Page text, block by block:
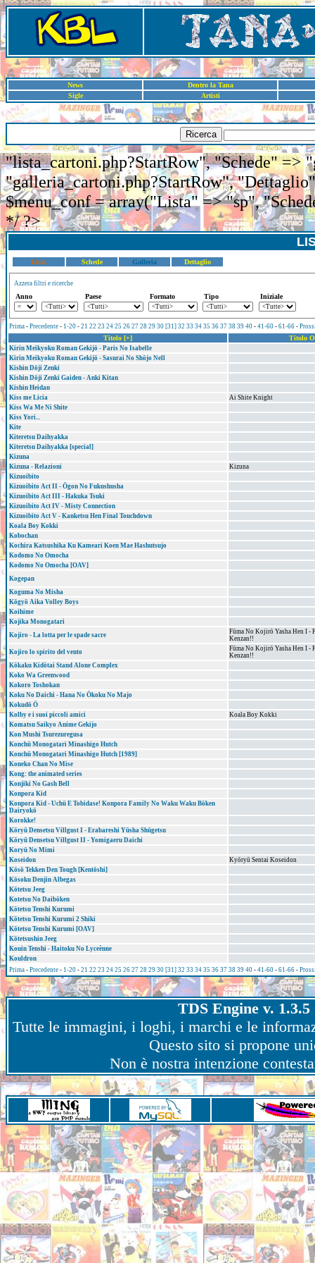
News
Dentro la Tana
Sigle
Artisti
Ricerca
"lista_cartoni.php?StartRow", "Schede" =>
"galleria_cartoni.php?StartRow",
$menu_conf = array("Lista" => "sp",
*/ ?>
Lista Schede Galleria Dettaglio
Azzera filtri e ricerche
Anno Paese Formato Tipo Iniziale
Prima - Precedente - 1-20 - 21 22 23 24 25 26 27 28 29 30 [31] 32 33 34 35 36 37 38 39 40 - 41-60 - 61-66 -
Titolo [+] Titolo
Kirin Meikyoku Roman Gekijō - Paris No Isabelle
Kirin Meikyoku Roman Gekijō - Sasurai No Shōjo Nell
Kishin Dōji Zenki
Kishin Dōji Zenki Gaiden - Anki Kitan
Kishin Heidan
Kiss me Licia
Ai Shite Knight
Kiss Wa Me Ni Shite
Kiss Yori...
Kite
Kiteretsu Daihyakka
Kiteretsu Daihyakka [special]
Kizuna
Kizuna - Relazioni
Kizuna
Kizuoibito
Kizuoibito Act II - Ōgon No Fukushusha
Kizuoibito Act III - Hakuka Tsuki
Kizuoibito Act IV - Misty Connection
Kizuoibito Act V - Kanketsu Hen Final Touchdown
Koala Boy Kokki
Kobochan
Kochira Katsushika Ku Kameari Koen Mae Hashutsujo
Kodomo No Omocha
Kodomo No Omocha [OAV]
Kogepan
Koguma No Misha
Kōgyō Aika Volley Boys
Koihime
Kojika Monogatari
Kojiro - La lotta per le spade sacre
Fūma No Kojirō Yasha Hen I -
Kenzan!!
Kojiro lo spirito del vento
Fūma No Kojirō Yasha Hen I -
Kenzan!!
Kōkaku Kidōtai Stand Alone Complex
Koko Wa Greenwood
Kokoro Toshokan
Koku No Daichi - Hana No Ōkoku No Majo
Kokudō Ō
Kolby e i suoi piccoli amici
Koala Boy Kokki
Komatsu Saikyo Anime Gekijo
Kon Mushi Tsurezuregusa
Konchū Monogatari Minashigo Hutch
Konchū Monogatari Minashigo Hutch [1989]
Koneko Chan No Mise
Kong: the animated series
Konjiki No Gash Bell
Konpora Kid
Konpora Kid - Uchū E Tobidase! Konpora Family No Waku Waku Bōken
Dairyokō
Korokke!
Kōryū Densetsu Villgust I - Erabareshi Yūsha Shūgetsu
Kōryū Densetsu Villgust II - Yomigaeru Daichi
Koryū No Mimi
Koseidon
Kyōryū Sentai Koseidon
Kōsō Tekken Den Tough [Kentōshi]
Kōsoku Denjin Albegas
Kōtetsu Jeeg
Kotetsu No Daibōken
Kōtetsu Tenshi Kurumi
Kōtetsu Tenshi Kurumi 2 Shiki
Kōtetsu Tenshi Kurumi [OAV]
Kōtetsushin Jeeg
Kouin Tenshi - Haitoku No Lyceènne
Kouldron
Prima - Precedente - 1-20 - 21 22 23 24 25 26 27 28 29 30 [31] 32 33 34 35 36 37 38 39 40 - 41-60 - 61-66 -
TDS Engine v.
Tutte le immagini, i loghi, i marchi e le
Questo sito si propone
Non è nostra intenzione